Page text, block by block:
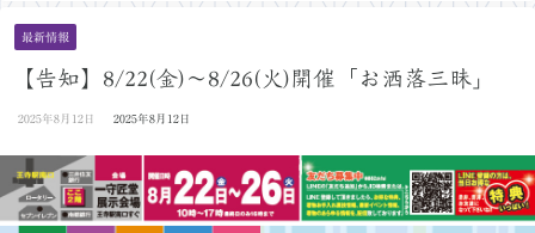
最新情報
【告知】8/22(金)〜8/26(火)開催「お洒落三昧」
2025年8月12日 2025年8月12日